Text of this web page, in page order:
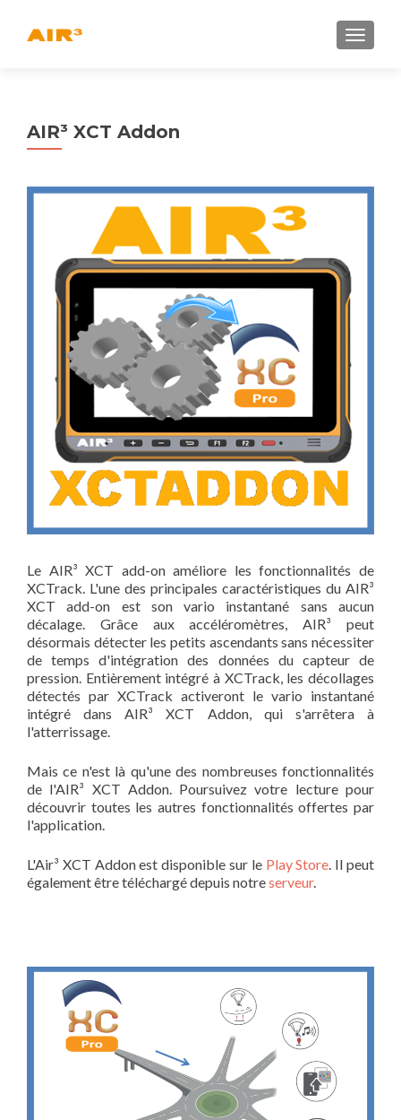
AIR³ XCT Addon
Le AIR³ XCT add-on améliore les fonctionnalités de
XCTrack. L'une des principales caractéristiques du AIR³
XCT add-on est son vario instantané sans aucun
décalage. Grâce aux accéléromètres, AIR³ peut
désormais détecter les petits ascendants sans nécessiter
de temps d'intégration des données du capteur de
pression. Entièrement intégré à XCTrack, les décollages
détectés par XCTrack activeront le vario instantané
intégré dans AIR³ XCT Addon, qui s'arrêtera à
l'atterrissage.
Mais ce n'est là qu'une des nombreuses fonctionnalités
de l'AIR³ XCT Addon. Poursuivez votre lecture pour
découvrir toutes les autres fonctionnalités offertes par
l'application.
L'Air³ XCT Addon est disponible sur le Play Store. Il peut
également être téléchargé depuis notreserveur.